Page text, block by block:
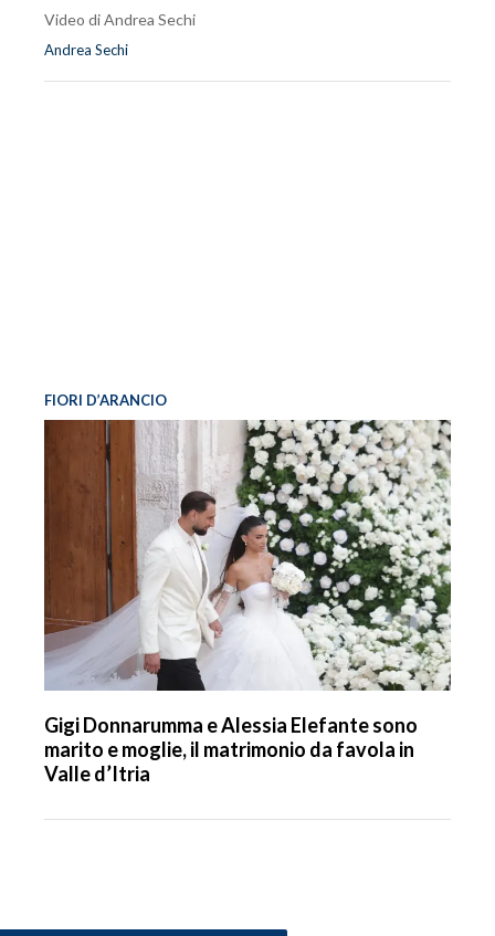
Video di Andrea Sechi
Andrea Sechi
FIORI D’ARANCIO
Gigi Donnarumma e Alessia Elefante sono
marito e moglie, il matrimonio da favola in
Valle d’Itria